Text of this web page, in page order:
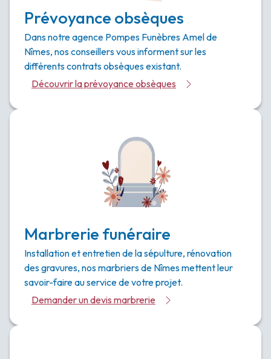
Prévoyance obsèques
Dans notre agence Pompes Funèbres Amel de
Nîmes, nos conseillers vous informent sur les
différents contrats obsèques existant.
Découvrir la prévoyance obsèques
Marbrerie funéraire
Installation et entretien de la sépulture, rénovation
des gravures, nos marbriers de Nîmes mettent leur
savoir-faire au service de votre projet.
Demander un devis marbrerie